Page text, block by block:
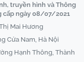
truyền hình và Thông
cấp ngày 08/07/2021
Mai Hương
Cửa Nam, Hà Nội
Hạnh Thông, Thành